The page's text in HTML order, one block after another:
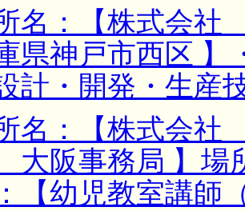
名：【株式会社
県神戸市西区
計・開発・生
名：【株式会
阪事務局 】場
【幼児教室講師